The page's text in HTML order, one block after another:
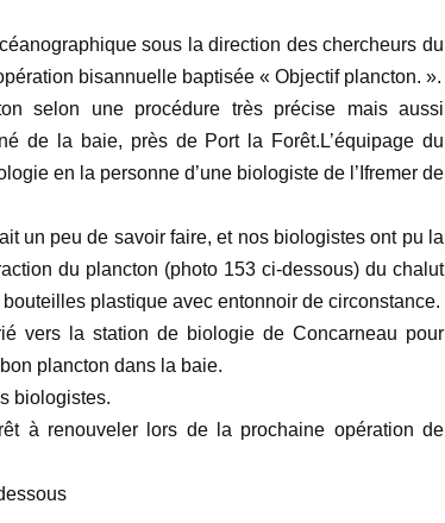
sous la direction des chercheurs du
bisannuelle baptisée « Objectif plancton. ».
selon une procédure très précise mais aussi
de la baie, près de Port la Forêt.L’équipage du
en la personne d’une biologiste de l’Ifremer de
un peu de savoir faire, et nos biologistes ont pu la
du plancton (photo 153 ci-dessous) du chalut
plastique avec entonnoir de circonstance.
vers la station de biologie de Concarneau pour
plancton dans la baie.
biologistes.
à renouveler lors de la prochaine opération de